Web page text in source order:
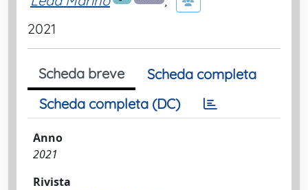
2021
Scheda breve
Scheda completa
Scheda completa (DC)
Anno
2021
Rivista